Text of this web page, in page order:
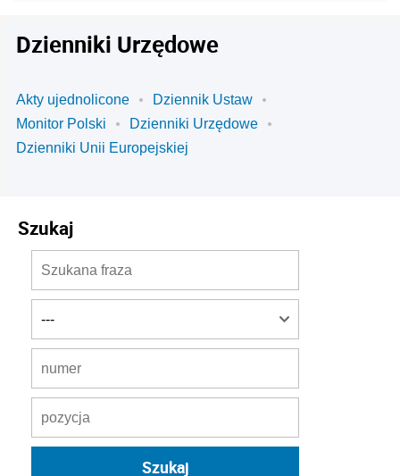
Dzienniki Urzędowe
Akty ujednolicone
Dziennik Ustaw
Monitor Polski
Dzienniki Urzędowe
Dzienniki Unii Europejskiej
Szukaj